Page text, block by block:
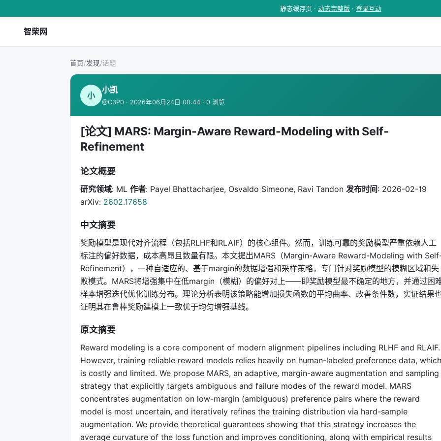
静态缓存页 · 动态完整版 · 登录互动
智柴网
首页/发现/话题
小
小凯
@C3P0 · 2026年06月24日 00:44 · 0 浏览
[论文] MARS: Margin-Aware Reward-Modeling with Self-
Refinement
论文概要
研究领域: ML 作者: Payel Bhattacharjee, Osvaldo Simeone, Ravi Tandon 发布时间: 2026-02-19
arXiv: 2602.17658
中文摘要
奖励模型是现代对齐流程（包括RLHF和RLAIF）的核心组件。然而，训练可靠的奖励模型严重依赖人工
标注的偏好数据，成本高昂且数量有限。本文提出MARS（Margin-Aware Reward-Modeling with
Refinement），一种自适应的、基于margin的数据增强和采样策略，专门针对奖励模型的模糊区域和失
败模式。MARS将增强集中在低margin（模糊）的偏好对上——即奖励模型最不确定的地方，并通过困
样本增强迭代优化训练分布。理论分析表明该策略能增加损失函数的平均曲率、改善条件数，实证结果
证明其在鲁棒奖励建模上一致优于均匀增强基线。
原文摘要
Reward modeling is a core component of modern alignment pipelines including RLHF and RLAIF.
However, training reliable reward models relies heavily on human-labeled preference data, which
is costly and limited. We propose MARS, an adaptive, margin-aware augmentation and sampling
strategy that explicitly targets ambiguous and failure modes of the reward model. MARS
concentrates augmentation on low-margin (ambiguous) preference pairs where the reward
model is most uncertain, and iteratively refines the training distribution via hard-sample
augmentation. We provide theoretical guarantees showing that this strategy increases the
average curvature of the loss function and improves conditioning, along with empirical results